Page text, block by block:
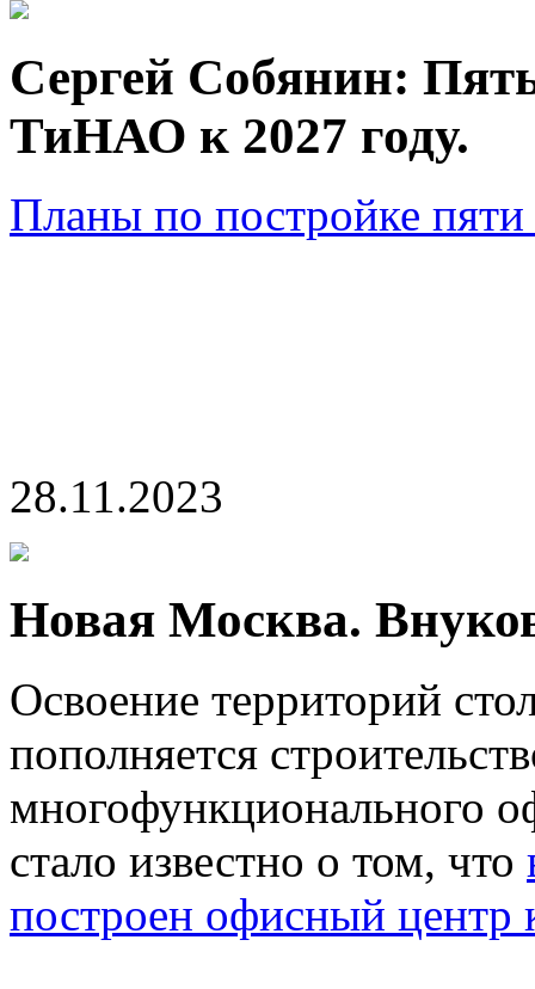
Сергей Собянин:
ТиНАО к 2027 году.
Планы по постройке
28.11.2023
Новая Москва.
Освоение территорий
пополняется
многофункционального
стало известно о том, что
построен офисный центр